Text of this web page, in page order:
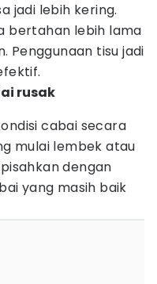
jadi lebih kering.
bertahan lebih lama
Penggunaan tisu jadi
rusak
cabai secara
mulai lembek atau
dengan
yang masih baik